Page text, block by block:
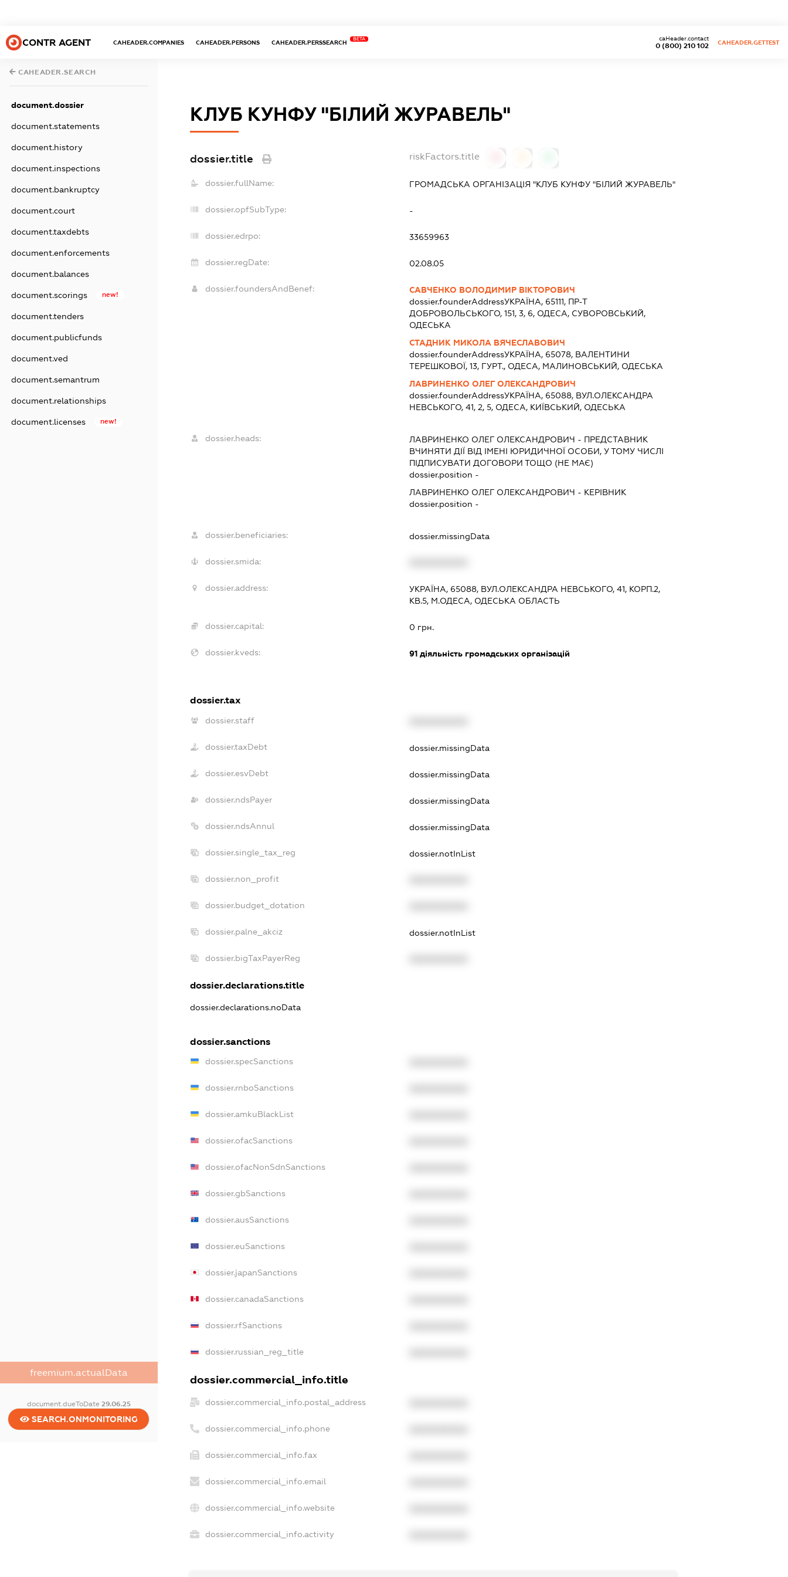
CONTR AGENT CAHEADER.COMPANIES CAHEADER.PERSONS CAHEADER.PERSSEARCH
BETA
0 (800) 210 102
caHeader.contact
CAHEADER.GETTEST
CAHEADER.SEARCH
document.dossier
document.statements
document.history
document.inspections
document.bankruptcy
document.court
document.taxdebts
document.enforcements
document.balances
document.scorings new!
document.tenders
document.publicfunds
document.ved
document.semantrum
document.relationships
document.licenses new!
freemium.actualData
document.dueToDate 29.06.25
SEARCH.ONMONITORING
КЛУБ КУНФУ "БІЛИЙ ЖУРАВЕЛЬ"
dossier.title riskFactors.title
dossier.fullName: ГРОМАДСЬКА ОРГАНІЗАЦІЯ "КЛУБ КУНФУ "БІЛИЙ ЖУРАВЕЛЬ"
dossier.opfSubType: -
dossier.edrpo: 33659963
dossier.regDate: 02.08.05
dossier.foundersAndBenef:
САВЧЕНКО ВОЛОДИМИР ВІКТОРОВИЧ
dossier.founderAddressУКРАЇНА, 65111, ПР-Т
ДОБРОВОЛЬСЬКОГО, 151, 3, 6, ОДЕСА, СУВОРОВСЬКИЙ,
ОДЕСЬКА
СТАДНИК МИКОЛА ВЯЧЕСЛАВОВИЧ
dossier.founderAddressУКРАЇНА, 65078, ВАЛЕНТИНИ
ТЕРЕШКОВОЇ, 13, ГУРТ., ОДЕСА, МАЛИНОВСЬКИЙ, ОДЕСЬКА
ЛАВРИНЕНКО ОЛЕГ ОЛЕКСАНДРОВИЧ
dossier.founderAddressУКРАЇНА, 65088, ВУЛ.ОЛЕКСАНДРА
НЕВСЬКОГО, 41, 2, 5, ОДЕСА, КИЇВСЬКИЙ, ОДЕСЬКА
dossier.heads: ЛАВРИНЕНКО ОЛЕГ ОЛЕКСАНДРОВИЧ - ПРЕДСТАВНИК
ВЧИНЯТИ ДІЇ ВІД ІМЕНІ ЮРИДИЧНОЇ ОСОБИ, У ТОМУ ЧИСЛІ
ПІДПИСУВАТИ ДОГОВОРИ ТОЩО (НЕ МАЄ)
dossier.position -
ЛАВРИНЕНКО ОЛЕГ ОЛЕКСАНДРОВИЧ - КЕРІВНИК
dossier.position -
dossier.beneficiaries: dossier.missingData
dossier.smida:
dossier.address:
УКРАЇНА, 65088, ВУЛ.ОЛЕКСАНДРА НЕВСЬКОГО, 41, КОРП.2,
КВ.5, М.ОДЕСА, ОДЕСЬКА ОБЛАСТЬ
dossier.capital: 0 грн.
dossier.kveds: 91діяльність громадських організацій
dossier.tax
dossier.staff
dossier.taxDebt dossier.missingData
dossier.esvDebt dossier.missingData
dossier.ndsPayer dossier.missingData
dossier.ndsAnnul dossier.missingData
dossier.single_tax_reg dossier.notInList
dossier.non_profit
dossier.budget_dotation
dossier.palne_akciz dossier.notInList
dossier.bigTaxPayerReg
dossier.declarations.title
dossier.declarations.noData
dossier.sanctions
dossier.specSanctions
dossier.rnboSanctions
dossier.amkuBlackList
dossier.ofacSanctions
dossier.ofacNonSdnSanctions
dossier.gbSanctions
dossier.ausSanctions
dossier.euSanctions
dossier.japanSanctions
dossier.canadaSanctions
dossier.rfSanctions
dossier.russian_reg_title
dossier.commercial_info.title
dossier.commercial_info.postal_address
dossier.commercial_info.phone
dossier.commercial_info.fax
dossier.commercial_info.email
dossier.commercial_info.website
dossier.commercial_info.activity